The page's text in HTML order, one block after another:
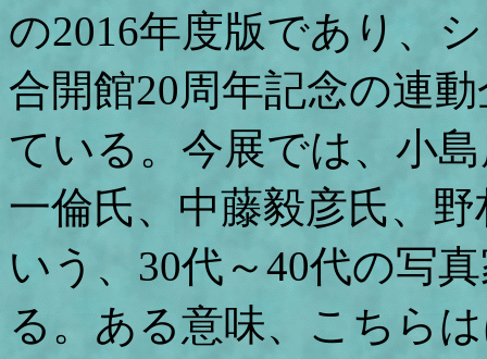
の2016年度版であり、
合開館20周年記念の連
ている。今展では、小
一倫氏、中藤毅彦氏、
いう、30代～40代の写
る。ある意味、こちら